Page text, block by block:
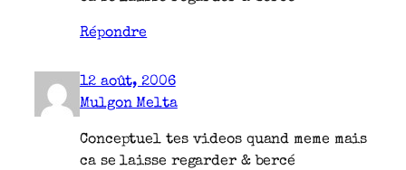
Répondre
12 août, 2006
Mulgon Melta
Conceptuel tes videos quand meme mais
ca se laisse regarder & bercé